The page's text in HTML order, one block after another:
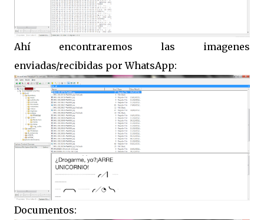
Ahí encontraremos las imagenes
enviadas/recibidas por WhatsApp:
Documentos: